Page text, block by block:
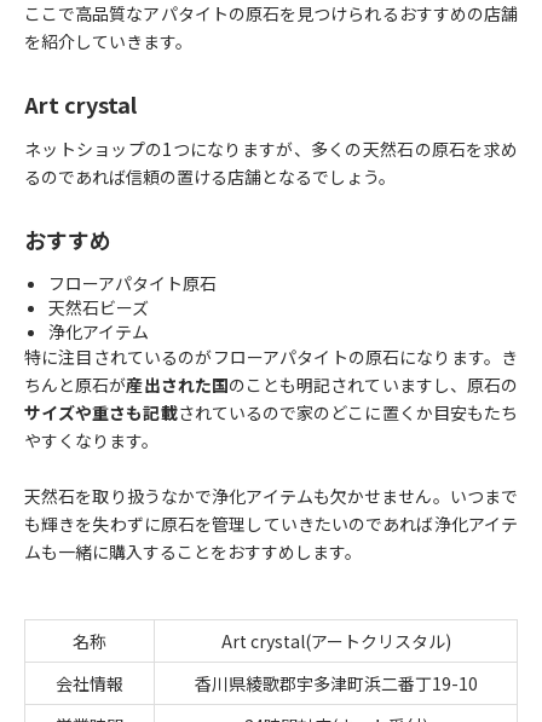
ここで高品質なアパタイトの原石を見つけられるおすすめの店舗
を紹介していきます。
Art crystal
ネットショップの1つになりますが、多くの天然石の原石を求め
るのであれば信頼の置ける店舗となるでしょう。
おすすめ
フローアパタイト原石
天然石ビーズ
浄化アイテム
特に注目されているのがフローアパタイトの原石になります。き
ちんと原石が産出された国のことも明記されていますし、原石の
サイズや重さも記載されているので家のどこに置くか目安もたち
やすくなります。
天然石を取り扱うなかで浄化アイテムも欠かせません。いつまで
も輝きを失わずに原石を管理していきたいのであれば浄化アイテ
ムも一緒に購入することをおすすめします。
名称
Art crystal(アートクリスタル)
会社情報
香川県綾歌郡宇多津町浜二番丁19-10